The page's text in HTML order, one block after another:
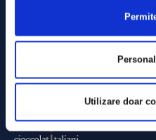
Utilizare doar